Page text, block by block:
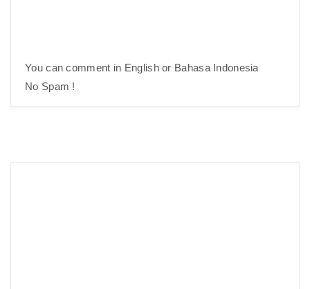
You can comment in English or Bahasa Indonesia
No Spam !